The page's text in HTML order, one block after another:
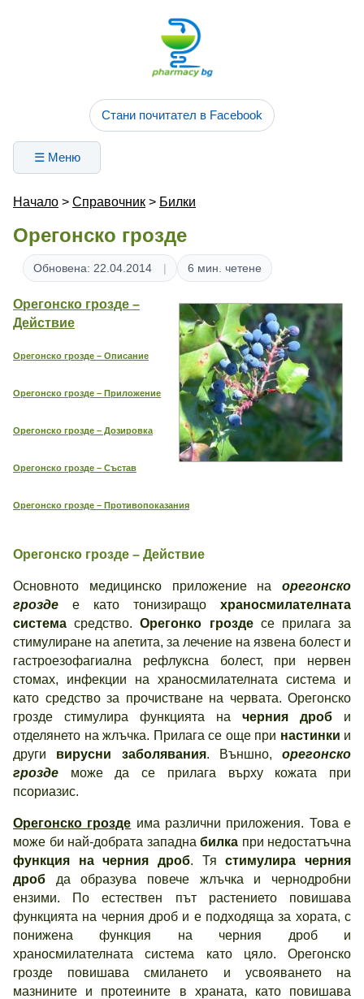
Стани почитател в Facebook
☰ Меню
Начало > Справочник > Билки
Орегонско грозде
Обновена: 22.04.2014 6 мин. четене
Орегонско грозде –
Действие
Орегонско грозде – Описание
Орегонско грозде – Приложение
Орегонско грозде – Дозировка
Орегонско грозде – Състав
Орегонско грозде – Противопоказания
Орегонско грозде – Действие
Основното медицинско приложение на орегонско
грозде е като тонизиращо храносмилателната
система средство.Орегонко гроздесе прилага за
стимулиране на апетита, за лечение на язвена болест и
гастроезофагиална рефлуксна болест, при нервен
стомах, инфекции на храносмилателната система и
като средство за прочистване на червата. Орегонско
грозде стимулира функцията на черния дроб и
отделянето на жлъчка. Прилага се още при настинки и
други вирусни заболявания. Външно, орегонско
грозде може да се прилага върху кожата при
псориазис.
Орегонско грозде има различни приложения. Това е
може би най-добрата западна билка при недостатъчна
функция на черния дроб. Тястимулира черния
дроб да образува повече жлъчка и чернодробни
ензими. По естествен път растението повишава
функцията на черния дроб и е подходяща за хората, с
понижена функция на черния дроб и
храносмилателната система като цяло. Орегонско
грозде повишава смилането и усвояването на
мазнините и протеините в храната, като повишава